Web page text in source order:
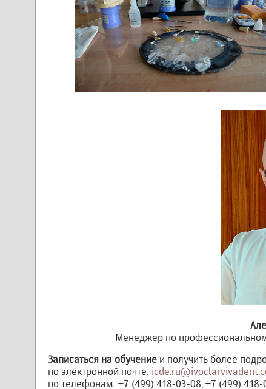
Менеджер по
Записаться на обучение и получить более
по электронной почте:
по телефонам: +7 (499) 418-03-08, +7 (499) 418-